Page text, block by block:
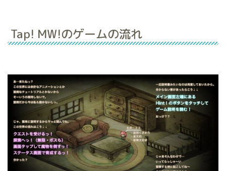
Tap! MW!のゲームの流れ